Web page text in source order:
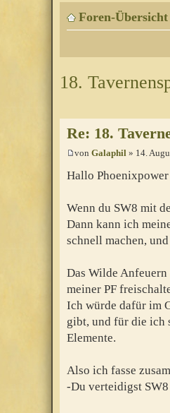
Foren-Übersicht
18.
Re: 18.
von Galaphil » 14.
Hallo Phoenixpower
Wenn du SW8 mit
Dann kann ich
schnell machen,
Das Wilde
meiner PF
Ich würde dafür im
gibt, und für die ich
Elemente.
Also ich fasse
-Du verteidigst SW8